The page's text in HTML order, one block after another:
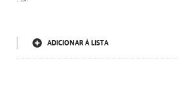
ADICIONAR À LISTA